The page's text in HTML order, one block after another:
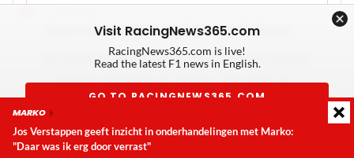
14 mei 18:04
Team Verstappen meteen op de baan
De sessie is net onderweg, maar Team Verstappen
is al op de natte baan te vinden. Lucas Auer zit
momenteel achter het stuur van de #3 Mercedes-
AMG GT3.
Laatste update:zondag 9 augustus 2026 13:58
Visit RacingNews365.com
RacingNews365.com is live!
Read the latest F1 news in English.
GO TO RACINGNEWS365.COM
Don't show again
MARKO
Jos Verstappen geeft inzicht in onderhandelingen met Marko:
"Daar was ik erg door verrast"